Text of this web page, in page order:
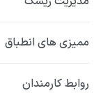
ممیزی های انطباق
روابط کارمندان